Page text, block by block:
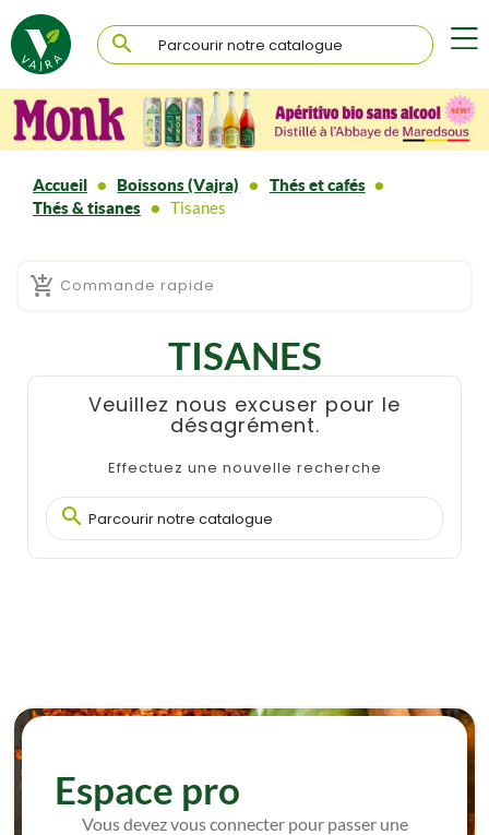

Accueil Boissons (Vajra)
Thés et cafés
Thés & tisanes
Tisanes
TISANES
Veuillez nous excuser pour le
désagrément.
Effectuez une nouvelle recherche

 Commande rapide
Espace pro
Vous devez vous connecter pour passer une